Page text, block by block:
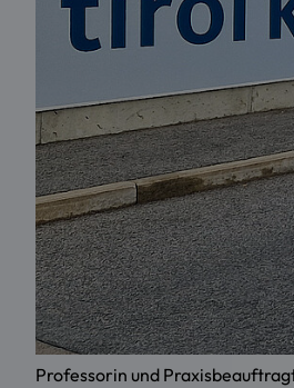
Professorin und